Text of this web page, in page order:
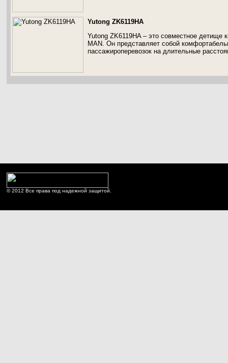
Yutong ZK6119HA
Yutong ZK6119HA – это совместное детище
MAN. Он представляет собой
пассажироперевозок на длительные
© 2012 Все права под надежной защитой.